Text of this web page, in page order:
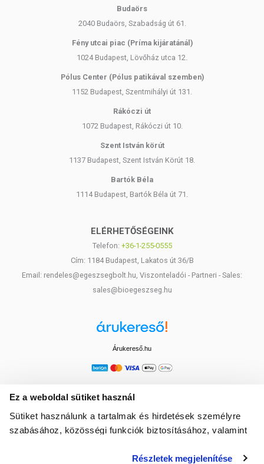
Ez a weboldal sütiket használ
Sütiket használunk a tartalmak és hirdetések személyre
szabásához, közösségi funkciók biztosításához, valamint
média-, hirdető- és elemező partnereinkkel megosztjuk az
Részletek megjelenítése
Budaörs
2040 Budaörs, Szabadság út 61.
Fény utcai piac (Príma kijáratánál)
1024 Budapest, Lövőház utca 12.
Pólus Center (Pólus patikával szemben)
1152 Budapest, Szentmihályi út 131.
Rákóczi út
1072 Budapest, Rákóczi út 10.
Szent István körút
1137 Budapest, Szent István Körút 18.
Bartók Béla
1114 Budapest, Bartók Béla út 71.
ELÉRHETŐSÉGEINK
Telefon: +36-1-255-0555
Cím: 1184 Budapest, Lakatos út 36/B
Email: rendeles@egeszsegbolt.hu, Viszonteladói - Partneri - Sales:
sales@bioegeszseg.hu
Árukereső.hu